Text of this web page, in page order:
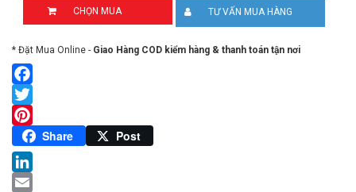
CHỌN MUA TƯ VẤN MUA HÀNG
* Đặt Mua Online - Giao Hàng COD kiểm hàng & thanh toán tận nơi
Facebook
Twitter
Pinterest
Share Post
LinkedIn